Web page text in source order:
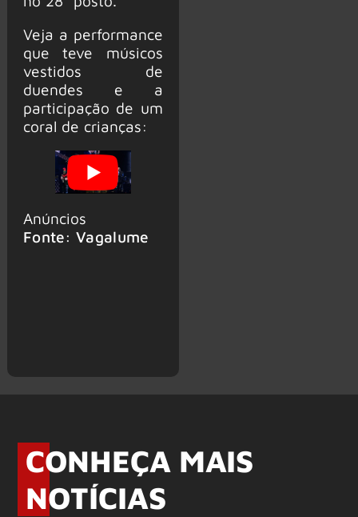
Veja a performance
que teve músicos
vestidos de
duendes e a
participação de um
coral de crianças:
Anúncios
Fonte: Vagalume
CONHEÇA MAIS
NOTÍCIAS